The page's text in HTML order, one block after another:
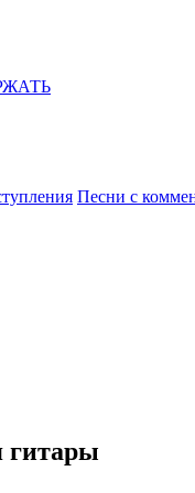
Песни с
гитары